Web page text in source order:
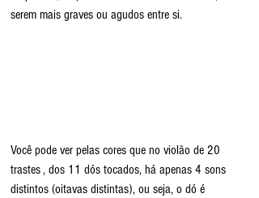
serem mais graves ou agudos entre si.
Você pode ver pelas cores que no violão de 20
trastes , dos 11 dós tocados, há apenas 4 sons
distintos (oitavas distintas), ou seja, o dó é